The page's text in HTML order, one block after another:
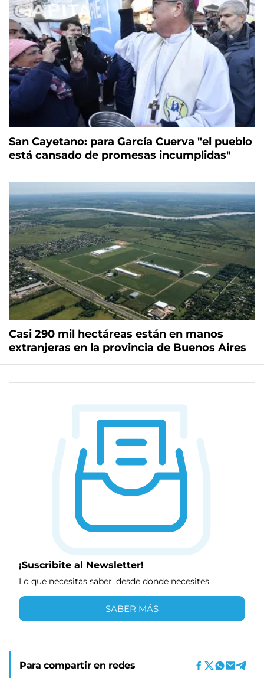
San Cayetano: para García Cuerva "el pueblo
está cansado de promesas incumplidas"
Casi 290 mil hectáreas están en manos
extranjeras en la provincia de Buenos Aires
¡Suscribite al Newsletter!
Lo que necesitas saber, desde donde necesites
SABER MÁS
Para compartir en redes